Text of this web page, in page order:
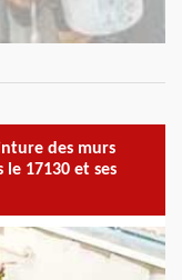
des murs
17130 et ses